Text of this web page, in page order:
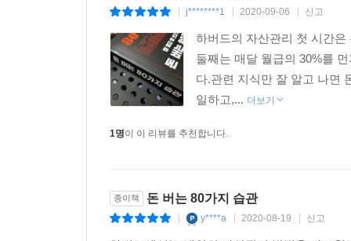
j********1 2020-09-06 신고
하버드의 자산관리 첫 시간
둘째는 매달 월급의 30%를
다.관련 지식만 잘 알고 나면
일하고,... 더보기
1명이 이 리뷰를 추천합니다.
종이책 돈 버는 80가지 습관
y****a 2020-08-19 신고